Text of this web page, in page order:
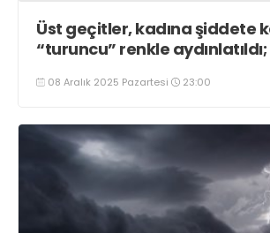
Üst geçitler, kadına şiddete
“turuncu” renkle aydınlatıldı;
08 Aralık 2025 Pazartesi 23:00